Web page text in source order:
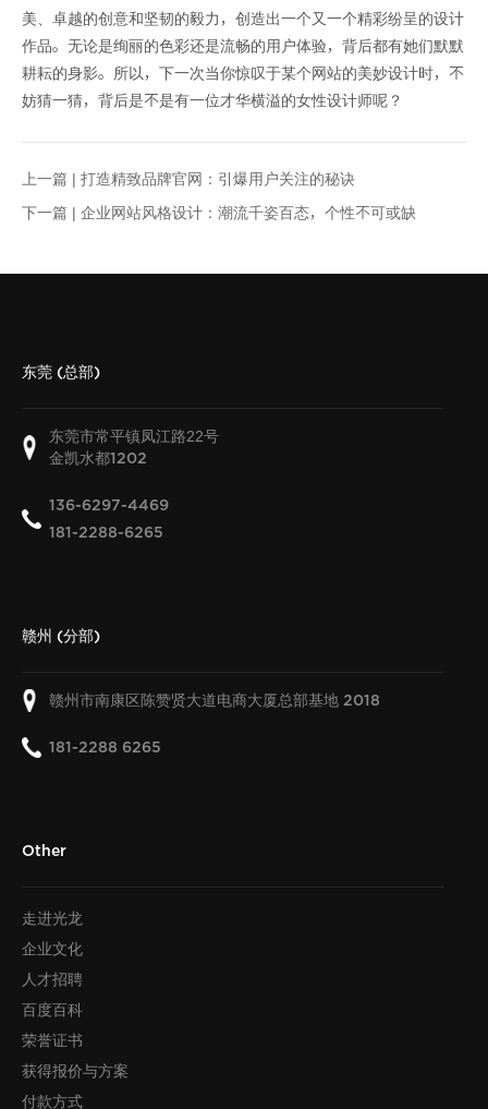
美、卓越的创意和坚韧的毅力，创造出一个又一个精彩纷呈的设计
作品。无论是绚丽的色彩还是流畅的用户体验，背后都有她们默默
耕耘的身影。所以，下一次当你惊叹于某个网站的美妙设计时，不
妨猜一猜，背后是不是有一位才华横溢的女性设计师呢？
上一篇 | 打造精致品牌官网：引爆用户关注的秘诀
下一篇 | 企业网站风格设计：潮流千姿百态，个性不可或缺
东莞 (总部)
东莞市常平镇凤江路22号
金凯水都1202
136-6297-4469
181-2288-6265
赣州 (分部)
赣州市南康区陈赞贤大道电商大厦总部基地 2018
181-2288 6265
Other
走进光龙
企业文化
人才招聘
百度百科
荣誉证书
获得报价与方案
付款方式